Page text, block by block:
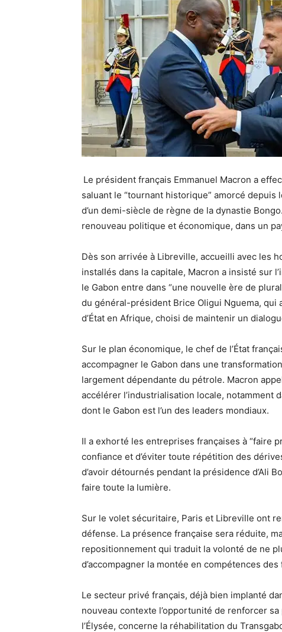
Le président français Emmanuel Macron a
saluant le “tournant historique” amorcé depuis
d’un demi-siècle de règne de la dynastie
renouveau politique et économique, dans un
Dès son arrivée à Libreville, accueilli avec les
installés dans la capitale, Macron a insisté sur
le Gabon entre dans “une nouvelle ère de
du général-président Brice Oligui Nguema, qui
d’État en Afrique, choisi de maintenir un
Sur le plan économique, le chef de l’État
accompagner le Gabon dans une
largement dépendante du pétrole. Macron
accélérer l’industrialisation locale, notamment
dont le Gabon est l’un des leaders mondiaux.
Il a exhorté les entreprises françaises à “faire
confiance et d’éviter toute répétition des
d’avoir détournés pendant la présidence d’Ali
faire toute la lumière.
Sur le volet sécuritaire, Paris et Libreville ont
défense. La présence française sera réduite,
repositionnement qui traduit la volonté de ne
d’accompagner la montée en compétences
Le secteur privé français, déjà bien implanté
nouveau contexte l’opportunité de renforcer
l’Élysée, concerne la réhabilitation du